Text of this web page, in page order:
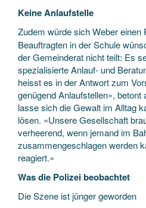
Keine Anlaufstelle
Zudem würde sich Weber
Beauftragten in der Schule
der Gemeinderat nicht teilt: Es
spezialisierte Anlauf- und
heisst es in der Antwort zum
genügend Anlaufstellen», betont
lasse sich die Gewalt im Alltag
lösen. «Unsere Gesellschaft
verheerend, wenn jemand im
zusammengeschlagen werden
reagiert.»
Was die Polizei beobachtet
Die Szene ist jünger geworden